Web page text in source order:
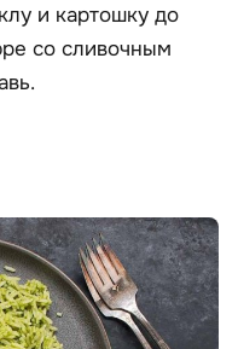
и картошку до
со сливочным